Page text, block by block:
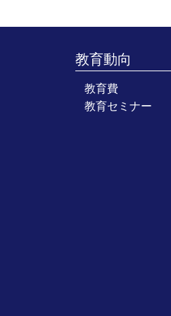
教育動向
教育費
教育セミナー